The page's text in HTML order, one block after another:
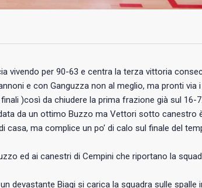
vivendo per 90-63 e centra la terza vittoria
e con Ganguzza non al meglio, ma pronti via
)così da chiudere la prima frazione già sul 16-7.
da un ottimo Buzzo ma Vettori sotto canestro
ma complice un po’ di calo sul finale del
ed ai canestri di Cempini che riportano la
devastante Biagi si carica la squadra sulle spalle